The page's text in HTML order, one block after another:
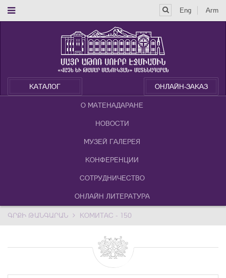
Eng Arm
КАТАЛОГ ОНЛАЙН-ЗАКАЗ
О МАТЕНАДАРАНЕ
НОВОСТИ
МУЗЕЙ ГАЛЕРЕЯ
КОНФЕРЕНЦИИ
СОТРУДНИЧЕСТВО
ОНЛАЙН ЛИТЕРАТУРА
ԳՐՔԻ ԹԱՆԳԱՐԱՆ КОМИТАС - 150